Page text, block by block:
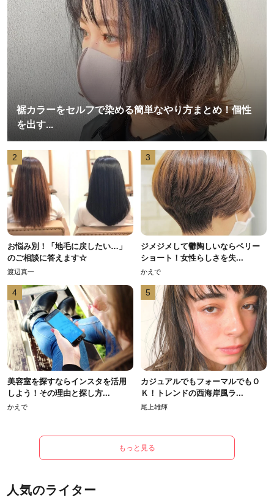
裾カラーをセルフで染める簡単なやり方まとめ！個性
を出す...
2
お悩み別！「地毛に戻したい…」
のご相談に答えます☆
渡辺真一
3
ジメジメして鬱陶しいならベリー
ショート！女性らしさを失...
かえで
4
美容室を探すならインスタを活用
しよう！その理由と探し方...
かえで
5
カジュアルでもフォーマルでもＯ
Ｋ！トレンドの西海岸風ラ...
尾上雄輝
もっと見る
人気のライター